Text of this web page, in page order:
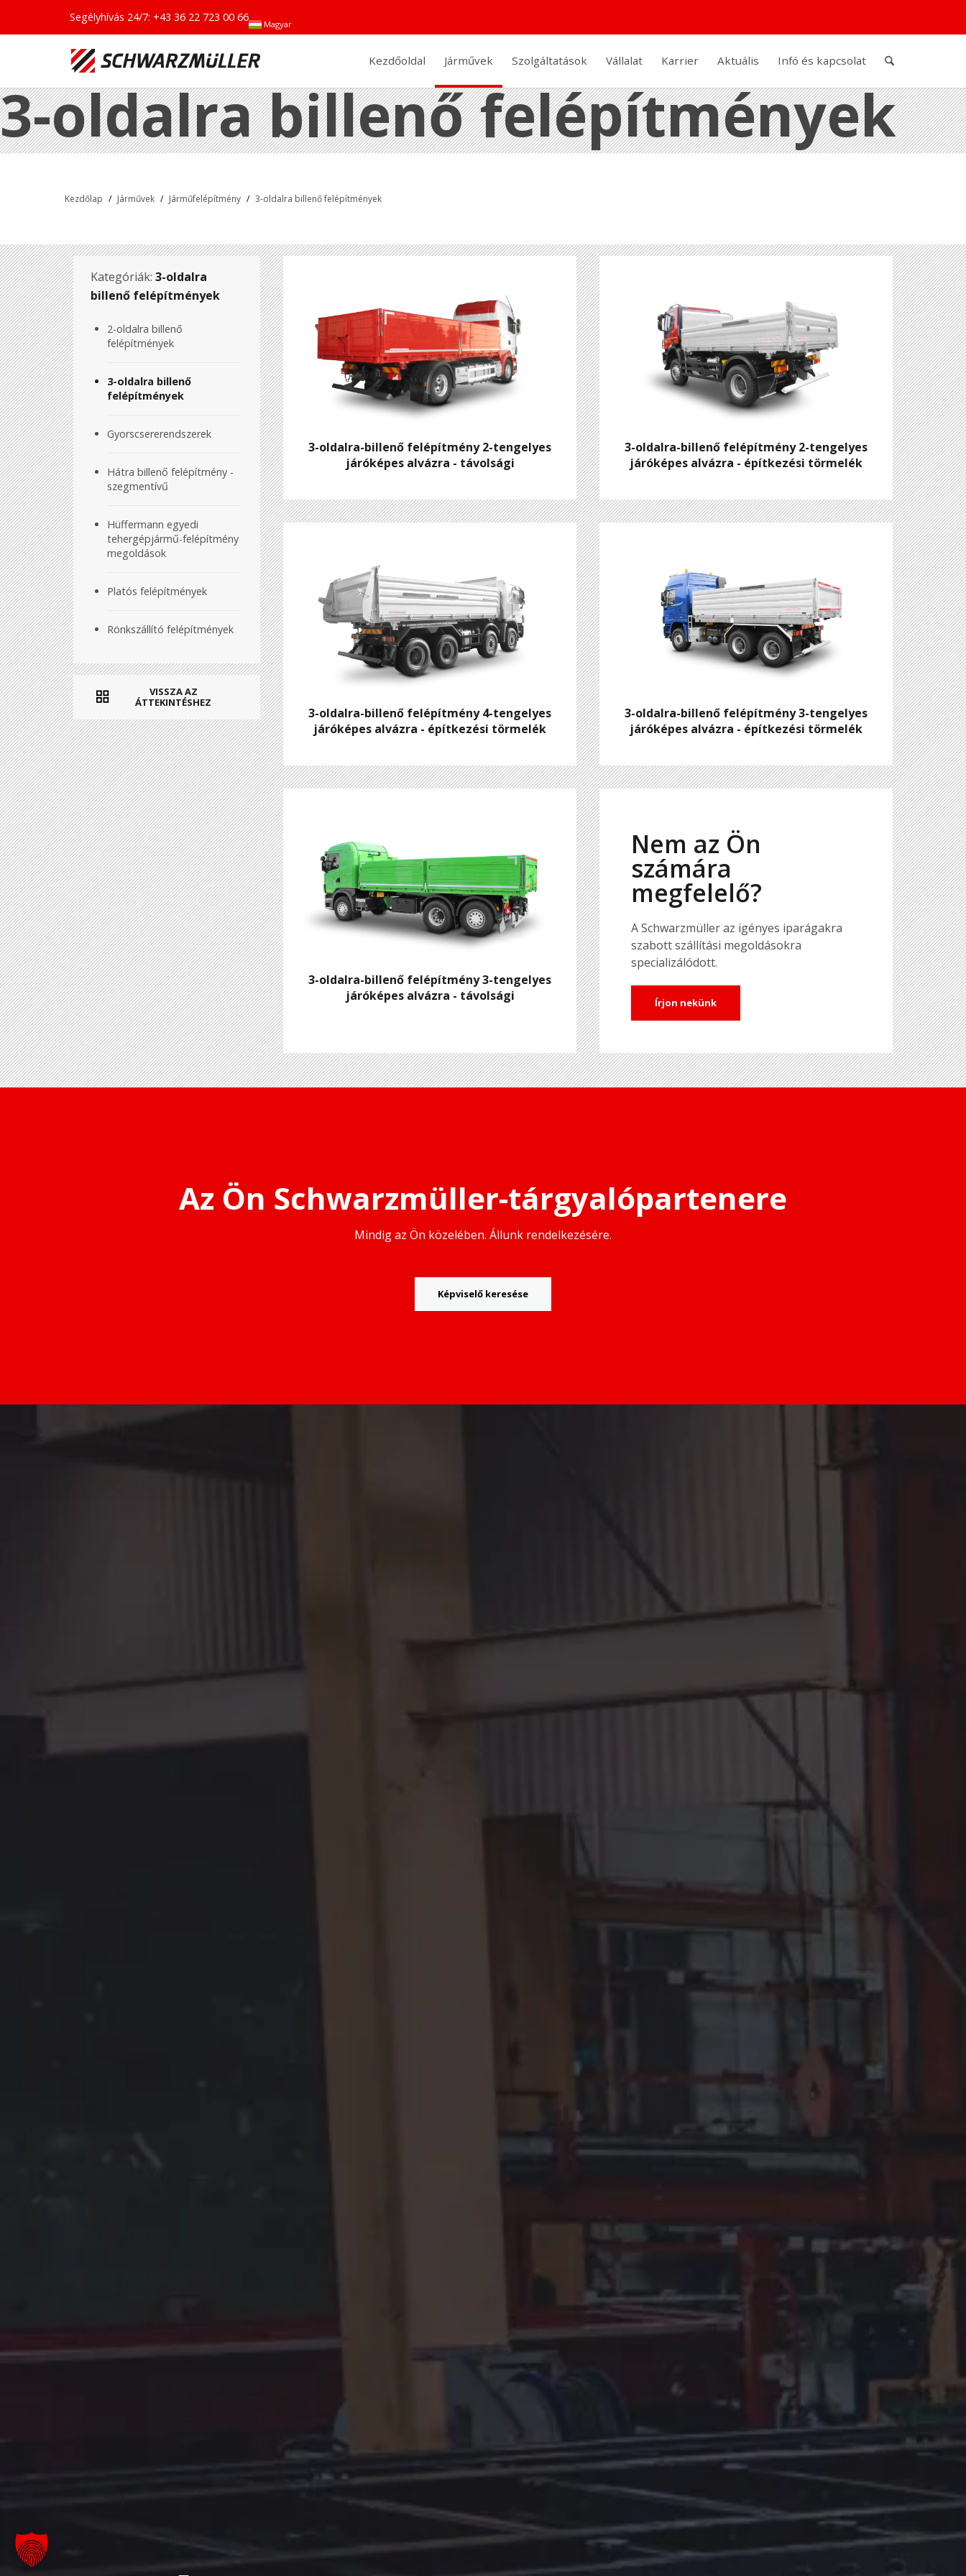
Magyar
Segélyhívás 24/7: +43 36 22 723 00 66
Kezdőoldal Járművek Szolgáltatások Vállalat Karrier Aktuális Infó és kapcsolat
3-oldalra billenő felépítmények
Kezdőlap / Járművek / Járműfelépítmény / 3-oldalra billenő felépítmények
Kategóriák: 3-oldalra
billenő felépítmények
2-oldalra billenő
felépítmények
3-oldalra billenő
felépítmények
Gyorscsererendszerek
Hátra billenő felépítmény -
szegmentívű
Hüffermann egyedi
tehergépjármű-felépítmény
megoldások
Platós felépítmények
Rönkszállító felépítmények
VISSZA AZ
ÁTTEKINTÉSHEZ
3-oldalra-billenő felépítmény 2-tengelyes
járóképes alvázra - távolsági
3-oldalra-billenő felépítmény 2-tengelyes
járóképes alvázra - építkezési törmelék
3-oldalra-billenő felépítmény 4-tengelyes
járóképes alvázra - építkezési törmelék
3-oldalra-billenő felépítmény 3-tengelyes
járóképes alvázra - építkezési törmelék
3-oldalra-billenő felépítmény 3-tengelyes
járóképes alvázra - távolsági
Nem az Ön
számára
megfelelő?
A Schwarzmüller az igényes iparágakra
szabott szállítási megoldásokra
specializálódott.
Írjon nekünk
Az Ön Schwarzmüller-tárgyalópartenere
Mindig az Ön közelében. Állunk rendelkezésére.
Képviselő keresése